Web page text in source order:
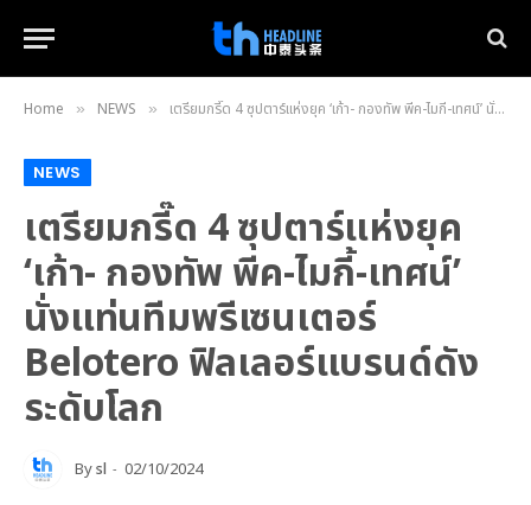
Home » NEWS » เตรียมกรี๊ด 4 ซุปตาร์แห่งยุค ‘เก้า- กองทัพ พีค-ไมกี้-เทศน์’ นั่งแท่นทีมพรีเซนเตอร์ Belotero ฟิลเลอร์แบรนด์ดังระดับโลก
NEWS
เตรียมกรี๊ด 4 ซุปตาร์แห่งยุค
‘เก้า- กองทัพ พีค-ไมกี้-เทศน์’
นั่งแท่นทีมพรีเซนเตอร์
Belotero ฟิลเลอร์แบรนด์ดัง
ระดับโลก
Bysl 02/10/2024